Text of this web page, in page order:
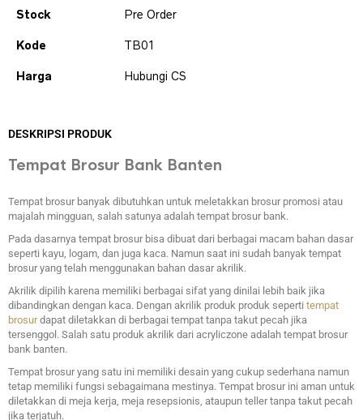
Stock Pre Order
Kode TB01
Harga Hubungi CS
DESKRIPSI PRODUK
Tempat Brosur Bank Banten
Tempat brosur banyak dibutuhkan untuk meletakkan brosur promosi atau
majalah mingguan, salah satunya adalah tempat brosur bank.
Pada dasarnya tempat brosur bisa dibuat dari berbagai macam bahan dasar
seperti kayu, logam, dan juga kaca. Namun saat ini sudah banyak tempat
brosur yang telah menggunakan bahan dasar akrilik.
Akrilik dipilih karena memiliki berbagai sifat yang dinilai lebih baik jika
dibandingkan dengan kaca. Dengan akrilik produk produk seperti tempat
brosurdapat diletakkan di berbagai tempat tanpa takut pecah jika
tersenggol. Salah satu produk akrilik dari acryliczone adalah tempat brosur
bank banten.
Tempat brosur yang satu ini memiliki desain yang cukup sederhana namun
tetap memiliki fungsi sebagaimana mestinya. Tempat brosur ini aman untuk
diletakkan di meja kerja, meja resepsionis, ataupun teller tanpa takut pecah
jika terjatuh.